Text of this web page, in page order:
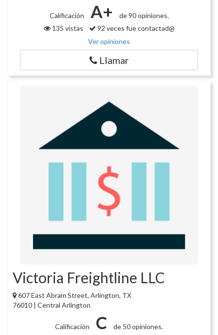
Calificación A+
de 90 opiniones.
135 vistas
92 veces fue contactad@
Ver opiniones
Llamar
Victoria Freightline LLC
607 East Abram Street, Arlington, TX
76010 | Central Arlington
Calificación C
de 50 opiniones.